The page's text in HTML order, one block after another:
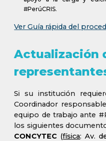
#PerúCRIS.
Ver Guía rápida del
Actualización
Si su institución
Coordinador
equipo de trabajo ante
los siguientes
CONCYTEC (física: Av.